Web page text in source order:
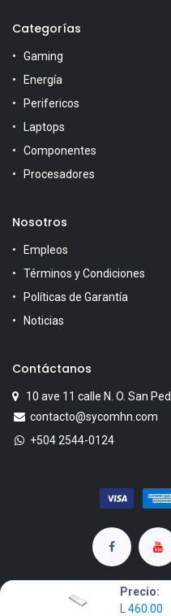
Precio:
L 460.00
Categorías
Gaming
Energía
Perifericos
Laptops
Componentes
Procesadores
Nosotros
Empleos
Términos y Condiciones
Políticas de Garantía
Noticias
Contáctanos
10 ave 11 calle N. O. San
contacto@sycomhn.com
+504 2544-0124